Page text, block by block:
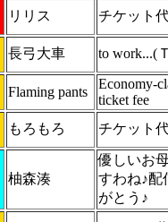
リリス チケット
長弓大車 to work...(
Flaming pants
Economy-
ticket fee
もろもろ チケット
柚森湊
優しいお
すわね♪︎配
がとう♪︎